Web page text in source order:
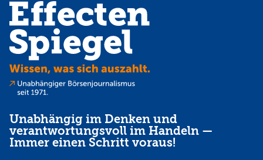
Unabhängig im Denken und
verantwortungsvoll im Handeln —
Immer einen Schritt voraus!